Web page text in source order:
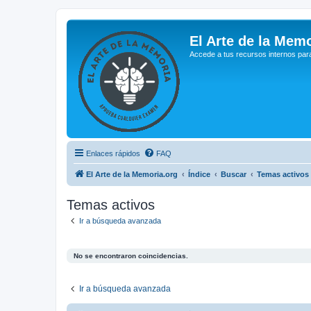
El Arte de la
Accede a tus recursos internos
Enlaces rápidos FAQ
El Arte de la Memoria.org Índice Buscar Temas activos
Temas activos
Ir a búsqueda avanzada
No se encontraron coincidencias.
Ir a búsqueda avanzada